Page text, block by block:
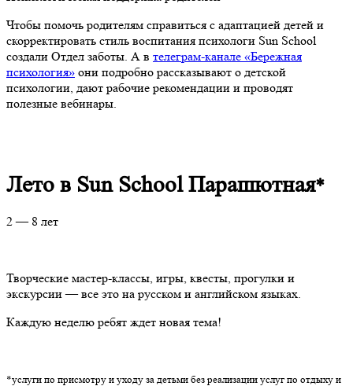
Чтобы помочь родителям справиться с адаптацией детей и
скорректировать стиль воспитания психологи Sun School
создали Отдел заботы. А в телеграм-канале «Бережная
психология» они подробно рассказывают о детской
психологии, дают рабочие рекомендации и проводят
полезные вебинары.
Лето в Sun School Парашютная*
2 — 8 лет
Творческие мастер-классы, игры, квесты, прогулки и
экскурсии — все это на русском и английском языках.
Каждую неделю ребят ждет новая тема!
*услуги по присмотру и уходу за детьми без реализации услуг по отдыху и